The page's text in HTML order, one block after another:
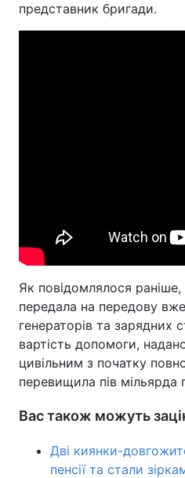
представник бригади.
Як повідомлялося
передала на передову
генераторів та зарядних
вартість допомоги,
цивільним з початку
перевищила пів мільярда
Вас також можуть
Дві киянки-
пенсії та стали